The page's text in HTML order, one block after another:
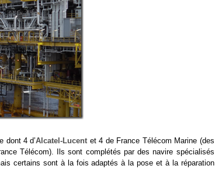
dont 4 d’Alcatel-Lucentet 4 de France Télécom Marine (des
Télécom). Ils sont complétés par des navire spécialisés
certains sont à la fois adaptés à la pose et à la réparation